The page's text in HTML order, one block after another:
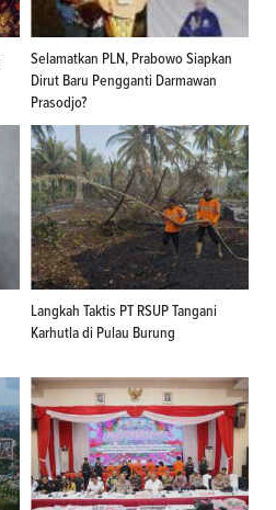
Selamatkan PLN, Prabowo Siapkan
Dirut Baru Pengganti Darmawan
Prasodjo?
Langkah Taktis PT RSUP Tangani
Karhutla di Pulau Burung